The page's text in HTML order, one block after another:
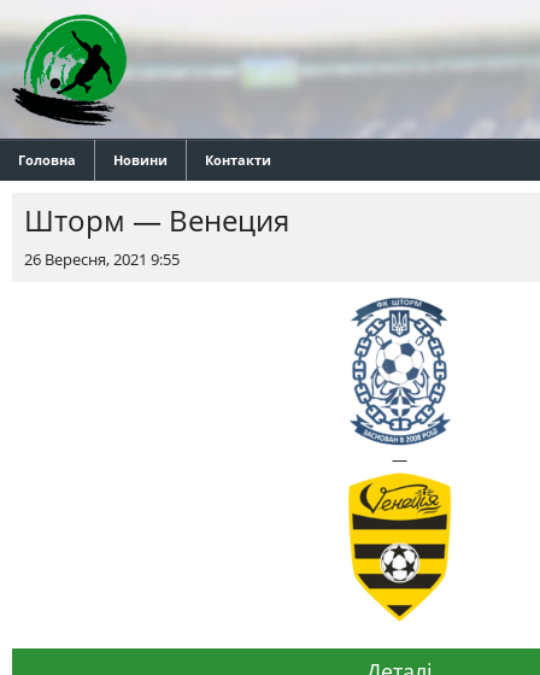
Головна Новини Контакти
Шторм — Венеция
26 Вересня, 2021 9:55
—